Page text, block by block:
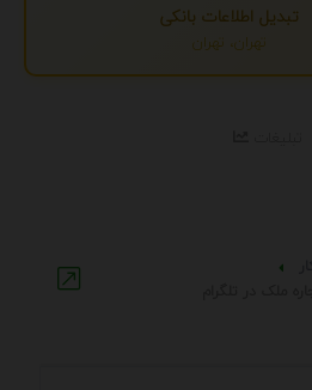
تبدیل اطلاعات بانکی
تهران، تهران